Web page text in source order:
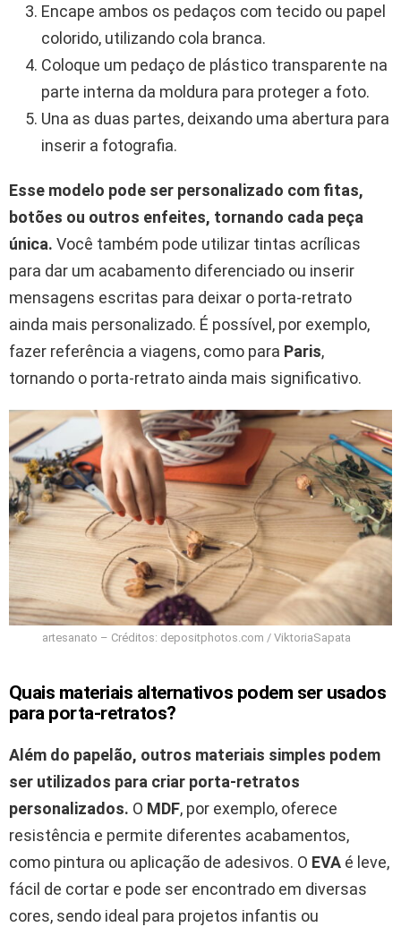
Encape ambos os pedaços com tecido ou papel
colorido, utilizando cola branca.
Coloque um pedaço de plástico transparente na
parte interna da moldura para proteger a foto.
Una as duas partes, deixando uma abertura para
inserir a fotografia.
Esse modelo pode ser personalizado com fitas,
botões ou outros enfeites, tornando cada peça
única. Você também pode utilizar tintas acrílicas
para dar um acabamento diferenciado ou inserir
mensagens escritas para deixar o porta-retrato
ainda mais personalizado. É possível, por exemplo,
fazer referência a viagens, como para Paris,
tornando o porta-retrato ainda mais significativo.
artesanato – Créditos: depositphotos.com / ViktoriaSapata
Quais materiais alternativos podem ser usados
para porta-retratos?
Além do papelão, outros materiais simples podem
ser utilizados para criar porta-retratos
personalizados. O MDF, por exemplo, oferece
resistência e permite diferentes acabamentos,
como pintura ou aplicação de adesivos. O EVA é leve,
fácil de cortar e pode ser encontrado em diversas
cores, sendo ideal para projetos infantis ou